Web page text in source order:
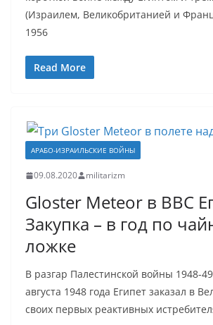
(Израилем, Великобританией и
1956
Read More
АРАБО-ИЗРАИЛЬСКИЕ ВОЙНЫ
09.08.2020 militarizm
Gloster Meteor в ВВС
Закупка – в год по
ложке
В разгар Палестинской войны 1948-
августа 1948 года Египет заказал в
своих первых реактивных